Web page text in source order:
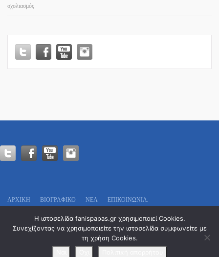
σχολιασμόςστο
&
ΚΑΛΟΧΩΡΙ!
ΑΡΧΙΚΗ ΒΙΟΓΡΑΦΙΚΌ ΝΕΑ ΕΠΙΚΟΙΝΩΝΊΑ.
Οδυσσέως 13
Τ.Κ. 546 29 – Θεσσαλονίκη
Email: info@fanispapas.gr
Η ιστοσελίδα fanispapas.gr χρησιμοποιεί Cookies.
Συνεχίζοντας να χρησιμοποιείτε την ιστοσελίδα συμφωνείτε με
τη χρήση Cookies.